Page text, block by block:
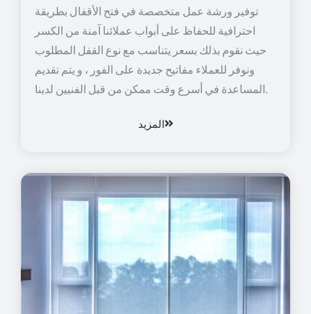
توفير ورشة عمل متخصصة في فتح الأقفال بطريقة
احترافية للحفاظ على أبواب عملائنا آمنة من الكسر
حيث نقوم بذلك بسعر يتناسب مع نوع القفل المطلوب
ونوفر للعملاء مفاتيح جديدة على الفور ، و يتم تقديم
المساعدة في أسرع وقت ممكن من قبل الفنيين لدينا.
المزيد